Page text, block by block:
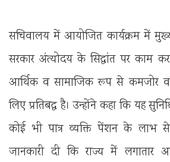
सचिवालय में आयोजित कार्यक्रम में
सरकार अंत्योदय के सिद्धांत पर काम
आर्थिक व सामाजिक रूप से कमजोर
लिए प्रतिबद्ध है। उन्होंने कहा कि यह
कोई भी पात्र व्यक्ति पेंशन के लाभ
जानकारी दी कि राज्य में लगातार